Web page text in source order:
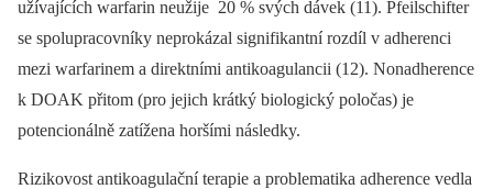
užívajících warfarin neužije 20 % svých dávek (11). Pfeilschifter
se spolupracovníky neprokázal signifikantní rozdíl v adherenci
mezi warfarinem a direktními antikoagulancii (12). Nonadherence
k DOAK přitom (pro jejich krátký biologický poločas) je
potencionálně zatížena horšími následky.
Rizikovost antikoagulační terapie a problematika adherence vedla